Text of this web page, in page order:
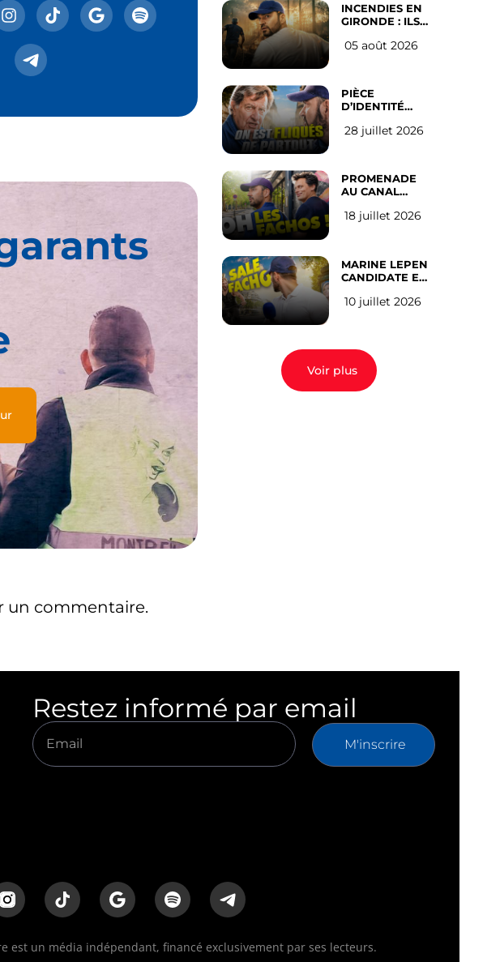
INCENDIES EN
GIRONDE : ILS
D’ABANDONNER
05 août 2026
PIÈCE
D’IDENTITÉ
SUR LES
28 juillet 2026
PROMENADE
AU CANAL
(les gauchistes
18 juillet 2026
MARINE LEPEN
CANDIDATE EN
Parisiens
10 juillet 2026
Voir plus
un commentaire.
Restez informé par email
M'inscrire
est un média indépendant, financé exclusivement par ses lecteurs.